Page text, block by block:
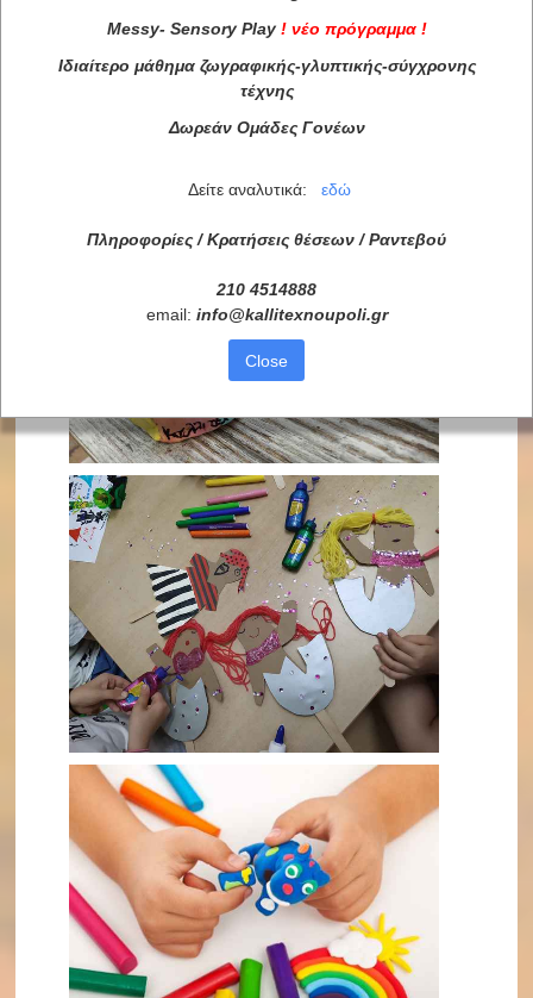
Messy- Sensory Play ! νέο πρόγραμμα !
Ιδιαίτερο μάθημα ζωγραφικής-γλυπτικής-σύγχρονης
τέχνης
Δωρεάν Ομάδες Γονέων
Δείτε αναλυτικά: εδώ
Πληροφορίες / Κρατήσεις θέσεων / Ραντεβού
210 4514888
email: info@kallitexnoupoli.gr
Close